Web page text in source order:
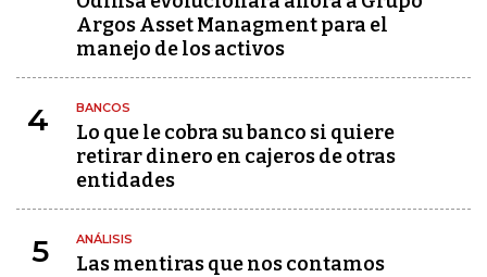
Argos Asset Managment para el
manejo de los activos
4 BANCOS
Lo que le cobra su banco si quiere
retirar dinero en cajeros de otras
entidades
5 ANÁLISIS
Las mentiras que nos contamos